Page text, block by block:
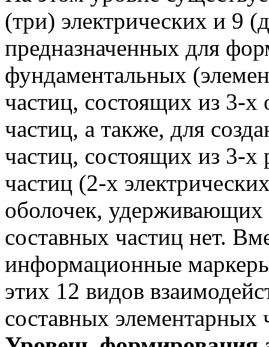
(три) электрических и 9
предназначенных для
фундаментальных
частиц, состоящих из 3-
частиц, а также, для
частиц, состоящих из 3-
частиц (2-х
оболочек, удерживающих
составных частиц нет.
информационные
этих 12 видов
составных элементарных